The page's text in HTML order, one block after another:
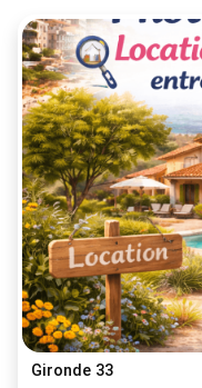
Gironde 33